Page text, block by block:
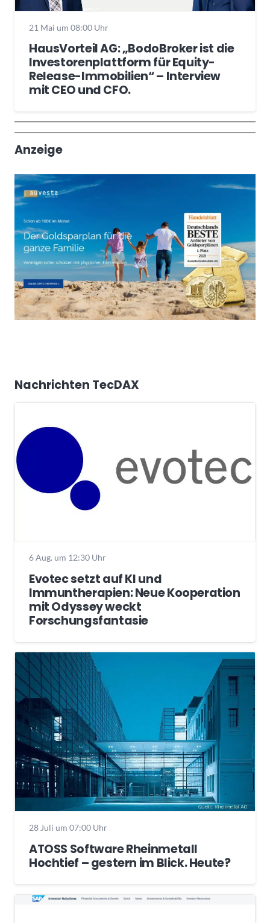
21 Mai um 08:00 Uhr
HausVorteil AG: „BodoBroker ist die
Investorenplattform für Equity-
Release-Immobilien“ – Interview
mit CEO und CFO.
Wochenrückblick
Trendthemen
Anzeige
Nachrichten TecDAX
6 Aug. um 12:30 Uhr
Evotec setzt auf KI und
Immuntherapien: Neue Kooperation
mit Odyssey weckt
Forschungsfantasie
28 Juli um 07:00 Uhr
ATOSS Software Rheinmetall
Hochtief – gestern im Blick. Heute?